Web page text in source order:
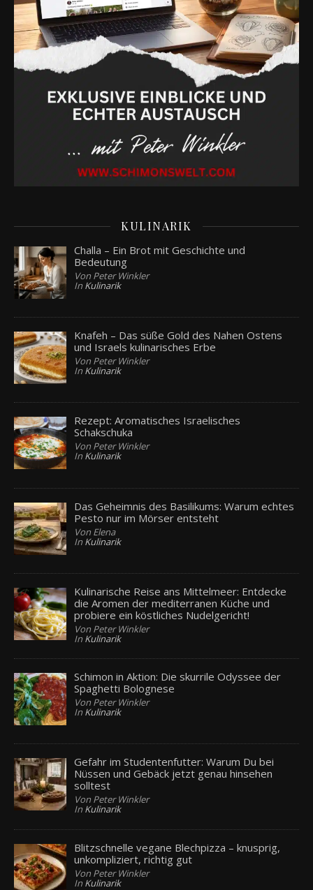
KULINARIK
Challa – Ein Brot mit Geschichte und
Bedeutung
Von Peter Winkler
In Kulinarik
Knafeh – Das süße Gold des Nahen Ostens
und Israels kulinarisches Erbe
Von Peter Winkler
In Kulinarik
Rezept: Aromatisches Israelisches
Schakschuka
Von Peter Winkler
In Kulinarik
Das Geheimnis des Basilikums: Warum echtes
Pesto nur im Mörser entsteht
Von Elena
In Kulinarik
Kulinarische Reise ans Mittelmeer: Entdecke
die Aromen der mediterranen Küche und
probiere ein köstliches Nudelgericht!
Von Peter Winkler
In Kulinarik
Schimon in Aktion: Die skurrile Odyssee der
Spaghetti Bolognese
Von Peter Winkler
In Kulinarik
Gefahr im Studentenfutter: Warum Du bei
Nüssen und Gebäck jetzt genau hinsehen
solltest
Von Peter Winkler
In Kulinarik
Blitzschnelle vegane Blechpizza – knusprig,
unkompliziert, richtig gut
Von Peter Winkler
In Kulinarik